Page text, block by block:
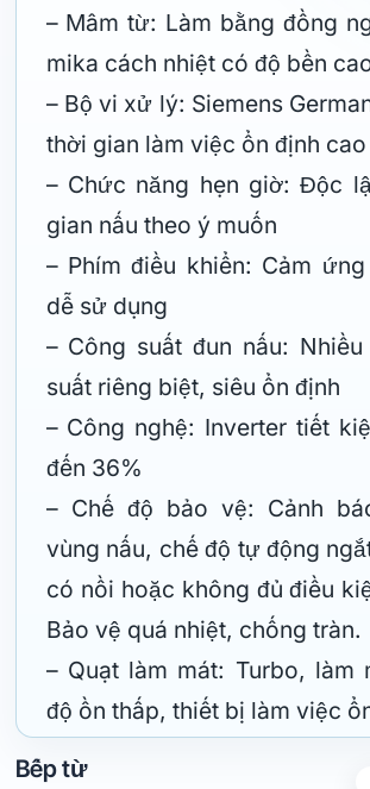
– Mâm từ: Làm bằng đồng
mika cách nhiệt có độ bền
– Bộ vi xử lý: Siemens
thời gian làm việc ổn định cao
– Chức năng hẹn giờ: Độc
gian nấu theo ý muốn
– Phím điều khiển: Cảm
dễ sử dụng
– Công suất đun nấu:
suất riêng biệt, siêu ổn định
– Công nghệ: Inverter tiết
đến 36%
– Chế độ bảo vệ: Cảnh
vùng nấu, chế độ tự động
có nồi hoặc không đủ điều
Bảo vệ quá nhiệt, chống tràn.
– Quạt làm mát: Turbo, làm
độ ồn thấp, thiết bị làm việc
Bếp từ